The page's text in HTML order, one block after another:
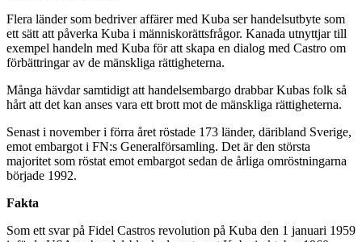
Flera länder som bedriver affärer med Kuba ser handelsutbyte som
ett sätt att påverka Kuba i människorättsfrågor. Kanada utnyttjar till
exempel handeln med Kuba för att skapa en dialog med Castro om
förbättringar av de mänskliga rättigheterna.
Många hävdar samtidigt att handelsembargo drabbar Kubas folk så
hårt att det kan anses vara ett brott mot de mänskliga rättigheterna.
Senast i november i förra året röstade 173 länder, däribland Sverige,
emot embargot i FN:s Generalförsamling. Det är den största
majoritet som röstat emot embargot sedan de årliga omröstningarna
började 1992.
Fakta
Som ett svar på Fidel Castros revolution på Kuba den 1 januari 1959